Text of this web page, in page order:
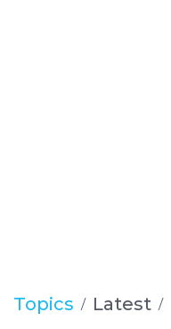
Topics Latest